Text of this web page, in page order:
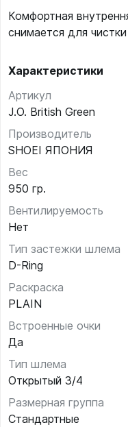
Комфортная
снимается для
Характеристики
Артикул
J.O. British Green
Производитель
SHOEI ЯПОНИЯ
Вес
950 гр.
Вентилируемость
Нет
Тип застежки шлема
D-Ring
Раскраска
PLAIN
Встроенные очки
Да
Тип шлема
Открытый 3/4
Размерная группа
Стандартные